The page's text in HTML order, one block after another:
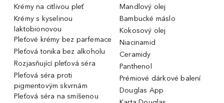
Krémy na citlivou pleť
Krémy s kyselinou
laktobionovou
Pleťové krémy bez parfemace
Pleťová tonika bez alkoholu
Rozjasňující pleťová séra
Pleťová séra proti
pigmentovým skvrnám
Pleťová séra na smíšenou
Mandlový olej
Bambucké máslo
Kokosový olej
Niacinamid
Ceramidy
Panthenol
Prémiové dárkové balení
Douglas App